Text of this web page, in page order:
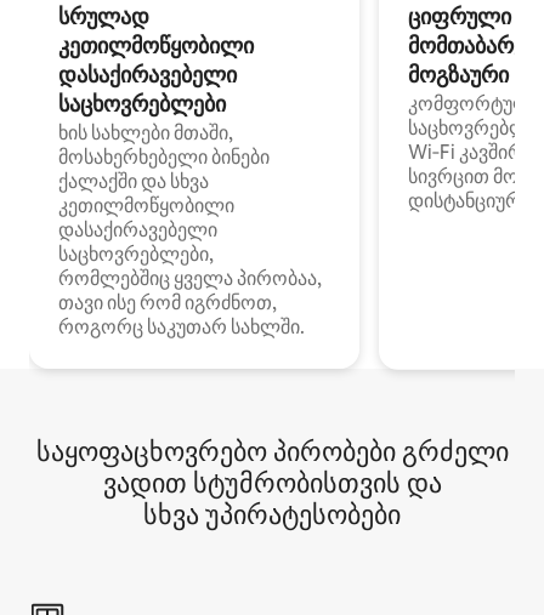
სრულად
კეთილმოწყობილი
დასაქირავებელი
საცხოვრებლები
ხის სახლები მთაში,
მოსახერხებელი ბინები
ქალაქში და სხვა
კეთილმოწყობილი
დასაქირავებელი
საცხოვრებლები,
რომლებშიც ყველა პირობაა,
თავი ისე რომ იგრძნოთ,
როგორც საკუთარ სახლში.
ციფრული
მოგზაური
კომფორტული
Wi‑Fi
სივრცით
დისტანციური
საყოფაცხოვრებო პირობები გრძელი
ვადით სტუმრობისთვის და
სხვა უპირატესობები